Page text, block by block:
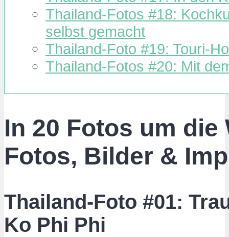
Thailand-Fotos #18:
selbst gemacht
Thailand-Foto #19: Touri-
Thailand-Fotos #20: Mit
In 20 Fotos um die
Fotos, Bilder &
Thailand-Foto #01:
Ko Phi Phi